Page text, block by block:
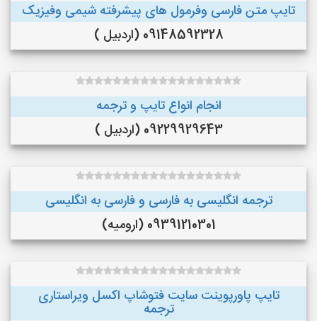
تایپ متن فارسی وفرمول های پیشرفته شیمی وفیزیک
09148592328 (اردبیل )
انجام انواع تایپ و ترجمه
09229929643 (اردبیل )
ترجمه انگلیسی به فارسی و فارسی به انگلیسی
09391210301 (ارومیه)
تایپ پاورپوینت سایت فتوشاپ اکسل ویراستاری
ترجمه